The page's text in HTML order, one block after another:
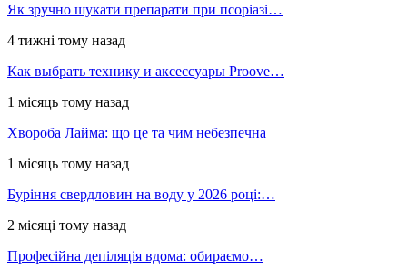
Як зручно шукати препарати при псоріазі…
4 тижні тому назад
Как выбрать технику и аксессуары Proove…
1 місяць тому назад
Хвороба Лайма: що це та чим небезпечна
1 місяць тому назад
Буріння свердловин на воду у 2026 році:…
2 місяці тому назад
Професійна депіляція вдома: обираємо…